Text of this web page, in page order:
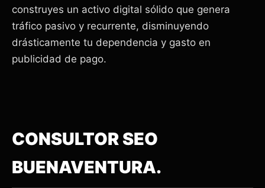
construyes un activo digital sólido que genera
tráfico pasivo y recurrente, disminuyendo
drásticamente tu dependencia y gasto en
publicidad de pago.
CONSULTOR SEO
BUENAVENTURA.